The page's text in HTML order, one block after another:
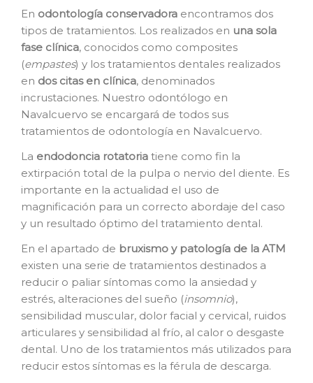
En odontología conservadora encontramos dos
tipos de tratamientos. Los realizados en una sola
fase clínica, conocidos como composites
(empastes) y los tratamientos dentales realizados
en dos citas en clínica, denominados
incrustaciones. Nuestro odontólogo en
Navalcuervo se encargará de todos sus
tratamientos de odontología en Navalcuervo.
La endodoncia rotatoria tiene como fin la
extirpación total de la pulpa o nervio del diente. Es
importante en la actualidad el uso de
magnificación para un correcto abordaje del caso
y un resultado óptimo del tratamiento dental.
En el apartado de bruxismo y patología de la ATM
existen una serie de tratamientos destinados a
reducir o paliar síntomas como la ansiedad y
estrés, alteraciones del sueño (insomnio),
sensibilidad muscular, dolor facial y cervical, ruidos
articulares y sensibilidad al frío, al calor o desgaste
dental. Uno de los tratamientos más utilizados para
reducir estos síntomas es la férula de descarga.